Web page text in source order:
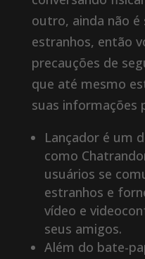
outro, ainda não é
estranhos, então
precauções de
que até mesmo
suas informações
Lançador é um
como
usuários se
estranhos e
vídeo e
seus amigos.
Além do bate-